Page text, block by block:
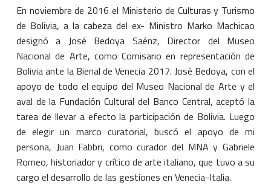
En noviembre de 2016 el Ministerio de Culturas y Turismo
de Bolivia, a la cabeza del ex- Ministro Marko Machicao
designó a José Bedoya Saénz, Director del Museo
Nacional de Arte, como Comisario en representación de
Bolivia ante la Bienal de Venecia 2017. José Bedoya, con el
apoyo de todo el equipo del Museo Nacional de Arte y el
aval de la Fundación Cultural del Banco Central, aceptó la
tarea de llevar a efecto la participación de Bolivia. Luego
de elegir un marco curatorial, buscó el apoyo de mi
persona, Juan Fabbri, como curador del MNA y Gabriele
Romeo, historiador y crítico de arte italiano, que tuvo a su
cargo el desarrollo de las gestiones en Venecia-Italia.